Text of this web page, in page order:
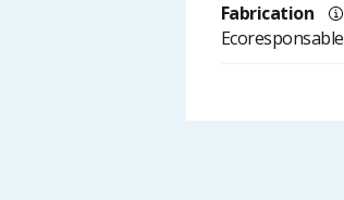
Fabrication
Ecoresponsable